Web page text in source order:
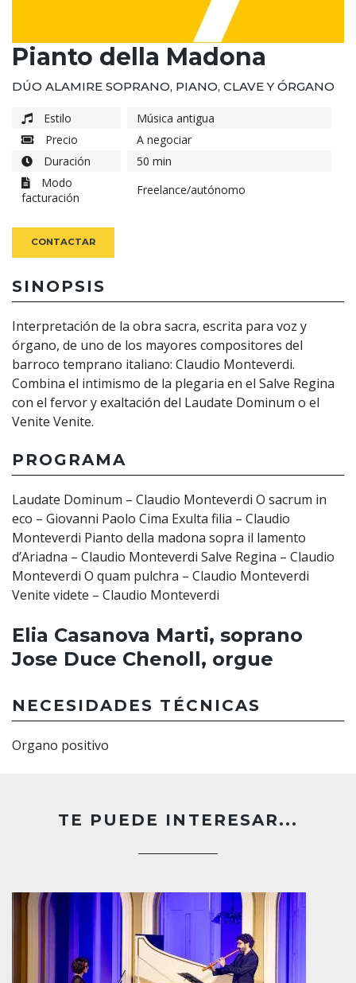
Pianto della Madona
DÚO ALAMIRE SOPRANO, PIANO, CLAVE Y ÓRGANO
Estilo
Música antigua
Precio
A negociar
Duración
50 min
Modo
facturación
Freelance/autónomo
CONTACTAR
SINOPSIS
Interpretación de la obra sacra, escrita para voz y
órgano, de uno de los mayores compositores del
barroco temprano italiano: Claudio Monteverdi.
Combina el intimismo de la plegaria en el Salve Regina
con el fervor y exaltación del Laudate Dominum o el
Venite Venite.
PROGRAMA
Laudate Dominum – Claudio Monteverdi O sacrum in
eco – Giovanni Paolo Cima Exulta filia – Claudio
Monteverdi Pianto della madona sopra il lamento
d’Ariadna – Claudio Monteverdi Salve Regina – Claudio
Monteverdi O quam pulchra – Claudio Monteverdi
Venite videte – Claudio Monteverdi
Elia Casanova Marti, soprano
Jose Duce Chenoll, orgue
NECESIDADES TÉCNICAS
Organo positivo
TE PUEDE INTERESAR...